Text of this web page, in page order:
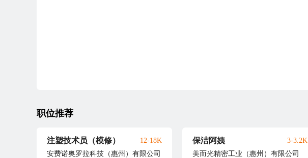
职位推荐
注塑技术员（模修）
安费诺奥罗拉科技（惠州）有限公司
12-18K 保洁阿姨
美而光精密工业（惠州）有限公司
3-3.2K